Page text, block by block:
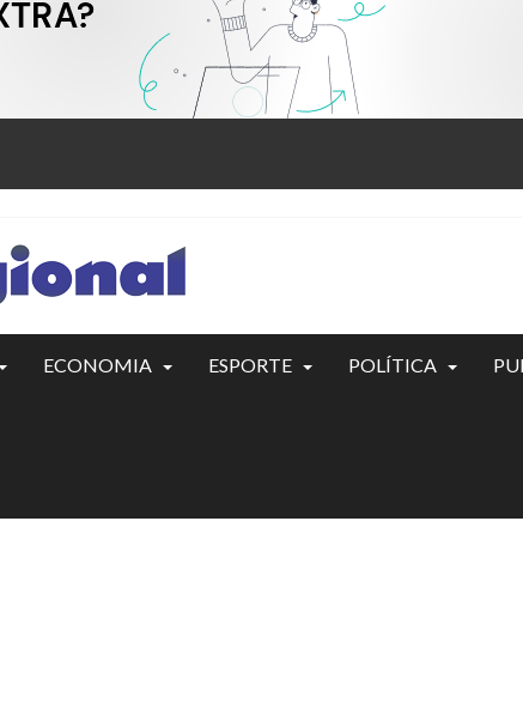
ECONOMIA ESPORTE POLÍTICA